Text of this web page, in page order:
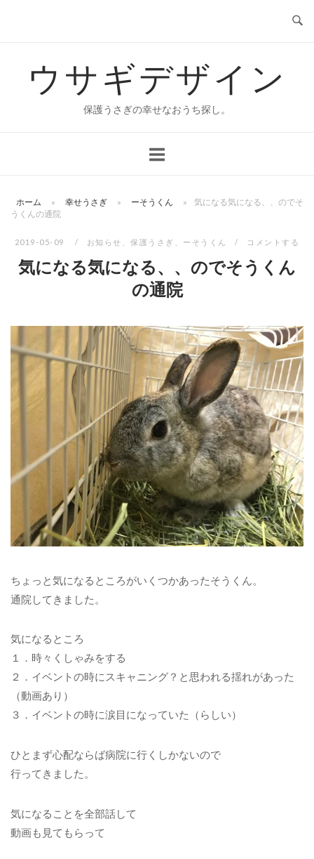
ウサギデザイン
保護うさぎの幸せなおうち探し。
ホーム » 幸せうさぎ » ーそうくん »
気になる気になる、、のでそ
うくんの通院
2019-05-09 お知らせ 、保護うさぎ ーそうくん コメントする
気になる気になる、、のでそうくん
の通院
ちょっと気になるところがいくつかあったそうくん。
通院してきました。
気になるところ
１．時々くしゃみをする
２．イベントの時にスキャニング？と思われる揺れがあった
（動画あり）
３．イベントの時に涙目になっていた（らしい）
ひとまず心配ならば病院に行くしかないので
行ってきました。
気になることを全部話して
動画も見てもらって